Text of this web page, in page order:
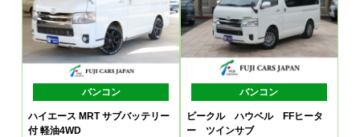
バンコン
ハイエース MRT サブバッテリー
付 軽油4WD
バンコン
ビークル ハウベル FFヒータ
ー ツインサブ